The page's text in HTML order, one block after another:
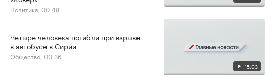
15:03
Политика, 00:48
Четыре человека погибли при взрыве
в автобусе в Сирии
Общество, 00:36